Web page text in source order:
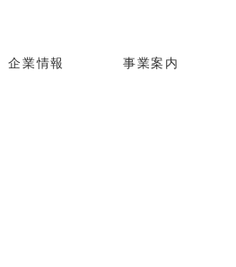
企業情報 事業案内